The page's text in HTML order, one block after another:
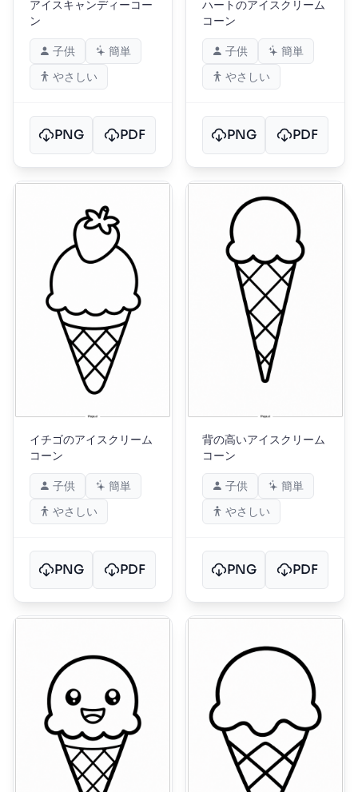
アイスキャンディーコー
ン
子供
簡単
やさしい
PNG PDF
ハートのアイスクリーム
コーン
子供
簡単
やさしい
PNG PDF
イチゴのアイスクリーム
コーン
子供
簡単
やさしい
PNG PDF
背の高いアイスクリーム
コーン
子供
簡単
やさしい
PNG PDF